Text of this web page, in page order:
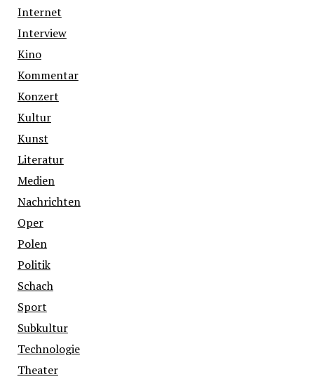
Internet
Interview
Kino
Kommentar
Konzert
Kultur
Kunst
Literatur
Medien
Nachrichten
Oper
Polen
Politik
Schach
Sport
Subkultur
Technologie
Theater